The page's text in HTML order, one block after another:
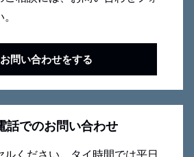
お問い合わせをする
話でのお問い合わせ